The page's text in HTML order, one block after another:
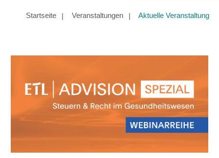
Startseite Veranstaltungen Aktuelle Veranstaltung